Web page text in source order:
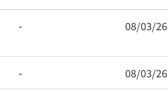
- 08/03/26
- 08/03/26